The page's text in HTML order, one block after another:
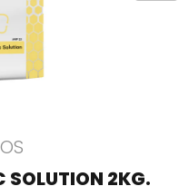
SOLUTION 2KG.